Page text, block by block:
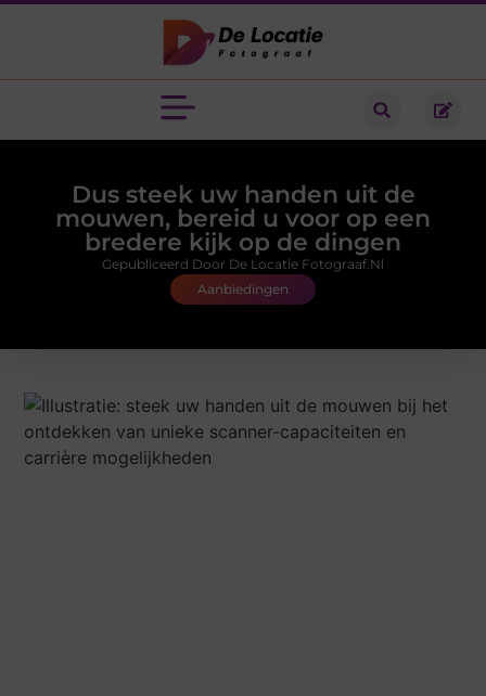
Dus steek uw handen uit de
mouwen, bereid u voor op een
bredere kijk op de dingen
Aanbiedingen
Gepubliceerd Door De Locatie Fotograaf.nl